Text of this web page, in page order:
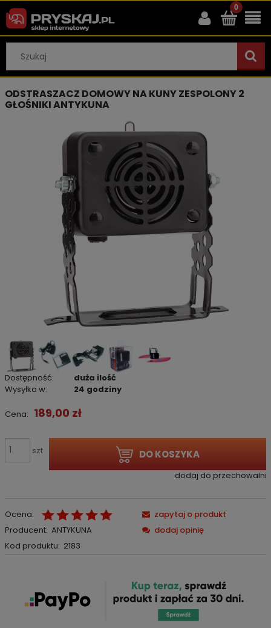
ODSTRASZACZ DOMOWY NA KUNY ZESPOLONY 2
GŁOŚNIKI ANTYKUNA
Dostępność:
duża ilość
Wysyłka w:
24 godziny
Cena: 189,00 zł
szt DO KOSZYKA
dodaj do przechowalni
Ocena:
Producent: ANTYKUNA
Kod produktu: 2183
zapytaj o produkt
dodaj opinię